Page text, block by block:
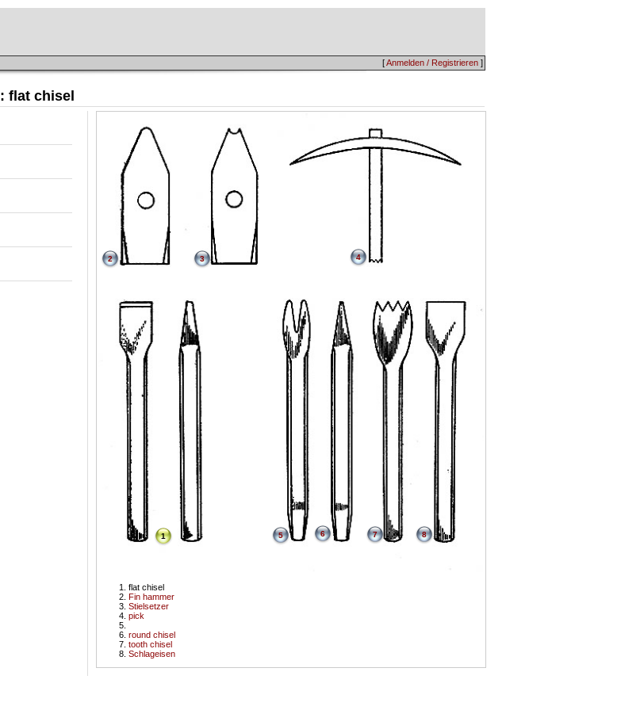
[Anmelden / Registrieren ]
: flat chisel
1
flat chisel
Fin hammer
2
Stielsetzer
3
pick
4
5
round chisel
6
tooth chisel
7
Schlageisen
8